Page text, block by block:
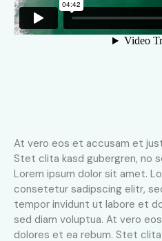
At vero eos et accusam et
Stet clita kasd gubergren, no
Lorem ipsum dolor sit amet.
consetetur sadipscing elitr,
tempor invidunt ut labore et
sed diam voluptua. At vero
dolores et ea rebum. Stet